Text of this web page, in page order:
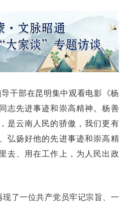
干部在昆明集中观看电影《杨
志先进事迹和崇高精神。杨善
是云南人民的骄傲，我们更有
弘扬好他的先进事迹和崇高精
去、用在工作上，为人民出政
了一位共产党员牢记宗旨、一